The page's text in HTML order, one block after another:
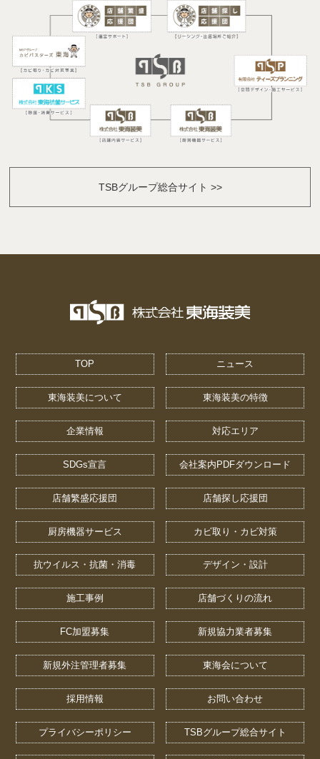
TSBグループ総合サイト >>
TOP ニュース
東海装美について 東海装美の特徴
企業情報 対応エリア
SDGs宣言 会社案内PDFダウンロード
店舗繁盛応援団 店舗探し応援団
厨房機器サービス カビ取り・カビ対策
抗ウイルス・抗菌・消毒 デザイン・設計
施工事例 店舗づくりの流れ
FC加盟募集 新規協力業者募集
新規外注管理者募集 東海会について
採用情報 お問い合わせ
プライバシーポリシー TSBグループ総合サイト